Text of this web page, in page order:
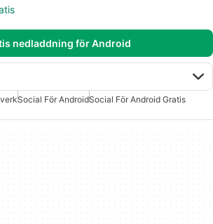
nedladdning för Android
Social För AndroidSocial För Android Gratis